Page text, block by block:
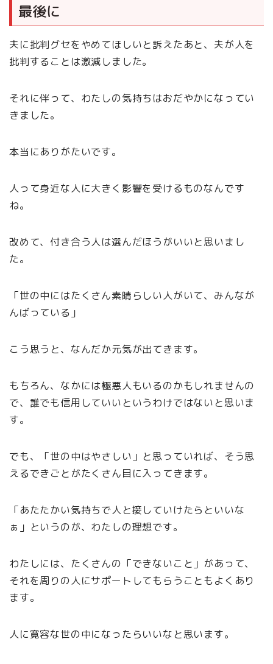
最後に
夫に批判グセをやめてほしいと訴えたあと、夫が人を
批判することは激減しました。
それに伴って、わたしの気持ちはおだやかになってい
きました。
本当にありがたいです。
人って身近な人に大きく影響を受けるものなんです
ね。
改めて、付き合う人は選んだほうがいいと思いまし
た。
「世の中にはたくさん素晴らしい人がいて、みんなが
んばっている」
こう思うと、なんだか元気が出てきます。
もちろん、なかには極悪人もいるのかもしれませんの
で、誰でも信用していいというわけではないと思いま
す。
でも、「世の中はやさしい」と思っていれば、そう思
えるできごとがたくさん目に入ってきます。
「あたたかい気持ちで人と接していけたらといいな
ぁ」というのが、わたしの理想です。
わたしには、たくさんの「できないこと」があって、
それを周りの人にサポートしてもらうこともよくあり
ます。
人に寛容な世の中になったらいいなと思います。